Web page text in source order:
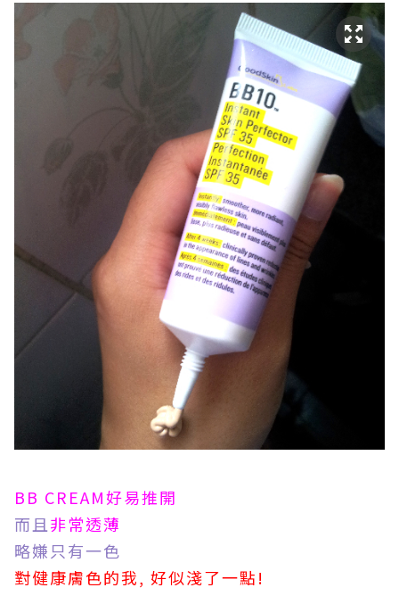
BB CREAM好易推開
而且 非常透薄
略嫌只有一色
對健康膚色的我, 好似淺了一點!